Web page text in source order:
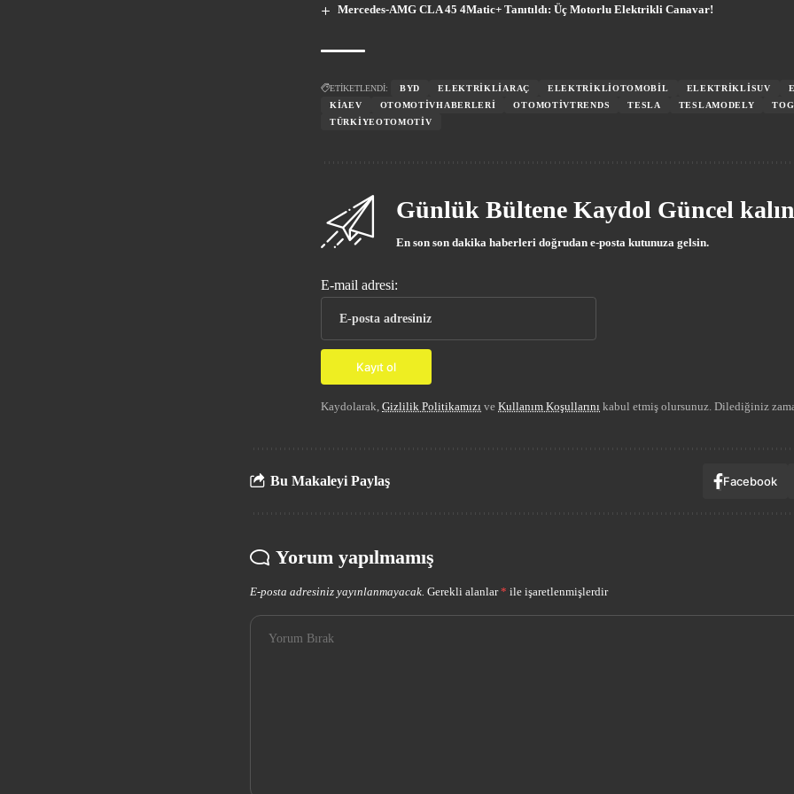
Mercedes-AMG CLA 45 4Matic+ Tanıtıldı: Üç Motorlu Elektrikli Canavar!
ETİKETLENDİ: BYD ELEKTRIKLIARAÇ ELEKTRIKLIOTOMOBIL ELEKTRIKLISUV
KIAEV
OTOMOTIVHABERLERI OTOMOTIVTRENDS TESLA TESLAMODELY
TÜRKIYEOTOMOTIV
Günlük Bültene Kaydol Güncel
En son son dakika haberleri doğrudan e-posta kutunuza gelsin.
E-mail adresi:
Kaydolarak, Gizlilik Politikamızı ve Kullanım Koşullarını kabul etmiş olursunuz. Dilediğiniz
Bu Makaleyi Paylaş Facebook
Yorum yapılmamış
E-posta adresiniz yayınlanmayacak. Gerekli alanlar* ile işaretlenmişlerdir